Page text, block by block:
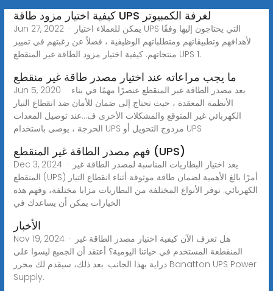
كيفية اختيار مزود طاقة UPS لغرفة الكمبيوتر
Jun 27, 2022 · يمكن للعملاء اختيار UPS التي يحتاجون إليها وفقًا
لأهدافهم وتطبيقاتهم ومتطلباتهم الوظيفية ، فضلاً عن رغبتهم في تمييز
منتجاتهم. كيفية اختيار مزود الطاقة غير المنقطع UPS 1.
ما يجب مراعاته عند اختيار مصدر طاقة غير منقطع
Jun 5, 2020 · يعد مصدر الطاقة غير المنقطع عنصرًا مهمًا في بناء
الأنظمة المعقدة ، حيث تحتاج إلى ضمان للأمان ضد انقطاع التيار
الكهربائي غير المتوقع والمشكلات الأخرى ف...عند توصيل المعدات
الحرجة ، يوصى باستخدام UPS مزدوج التحويل أو UPS
فهم مصدر الطاقة غير المنقطع (UPS)
Dec 3, 2024 · يعد اختيار البطاريات المناسبة لمصدر الطاقة غير
المنقطع (UPS) أمرًا بالغ الأهمية لضمان طاقة موثوقة أثناء انقطاع التيار
الكهربائي. توفر الأنواع المختلفة من البطاريات مزايا مختلفة، وفهم هذه
الخيارات يمكن أن يساعدك في
الأخبار
Nov 19, 2024 · هل تعرف الآن كيفية اختيار مصدر الطاقة غير
المنقطعة المستخدم في حياتنا اليومية؟ أعتقد أن الجميع ليسوا على
دراية بهذا الجانب. بعد ذلك، سيقدم لك محرر Banatton UPS Power
Supply.